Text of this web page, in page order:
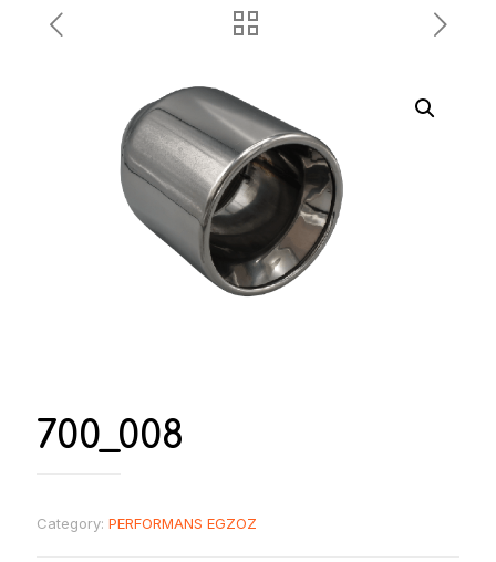
700_008
Category: PERFORMANS EGZOZ